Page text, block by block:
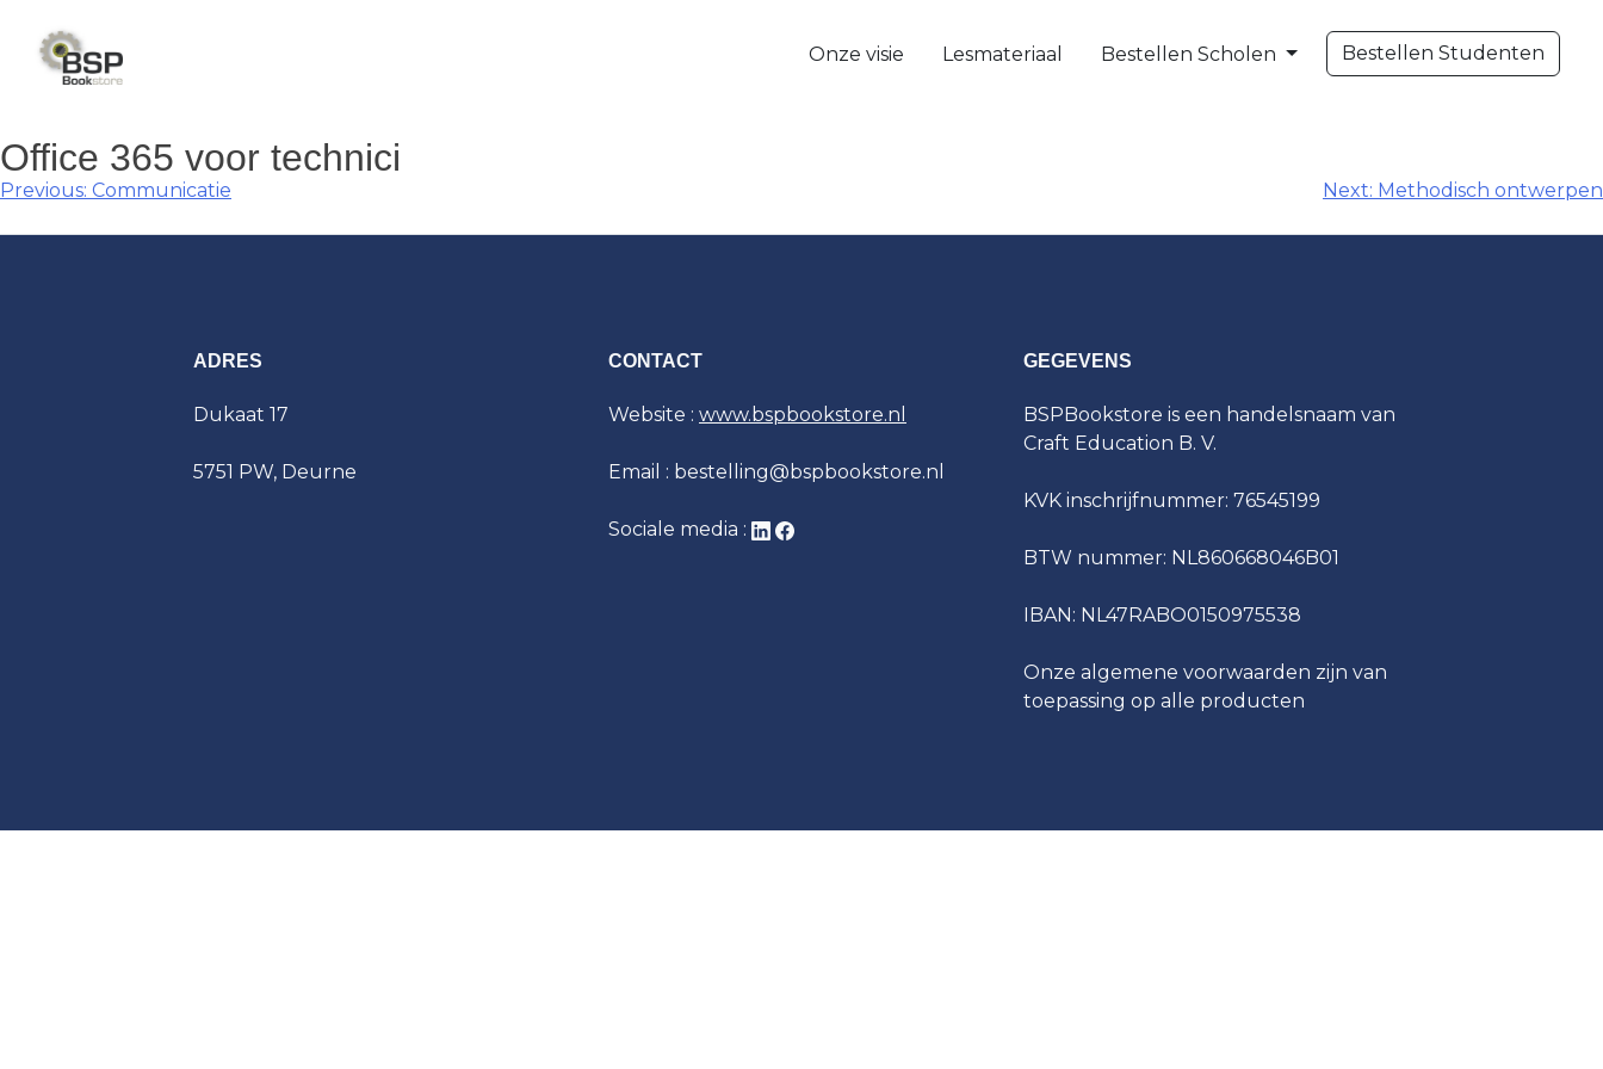
content
Onze visie Lesmateriaal Bestellen Scholen Bestellen Studenten
Office 365 voor technici
Berichtnavigatie
Previous: Communicatie Next: Methodisch ontwerpen
ADRES
Dukaat 17
5751 PW, Deurne
CONTACT
Website : www.bspbookstore.nl
Email : bestelling@bspbookstore.nl
Sociale media :
GEGEVENS
BSPBookstore is een handelsnaam van
Craft Education B. V.
KVK inschrijfnummer: 76545199
BTW nummer: NL860668046B01
IBAN: NL47RABO0150975538
Onze algemene voorwaarden zijn van
toepassing op alle producten